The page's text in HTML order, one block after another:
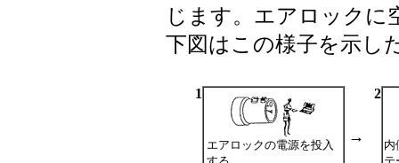
じます。エアロックに
下図はこの様子を示し
1
エアロックの電源を投入
→
2
内